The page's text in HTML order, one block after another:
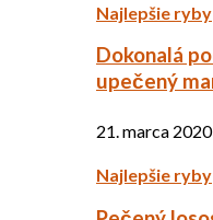
Najlepšie ryby
Dokonalá
upečený
21. marca 2020
Najlepšie ryby